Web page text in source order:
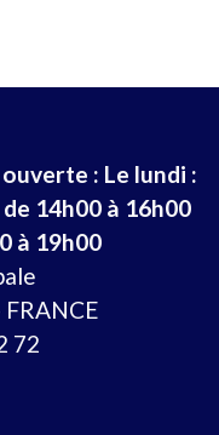
: Le lundi :
14h00 à 16h00
à 19h00
72